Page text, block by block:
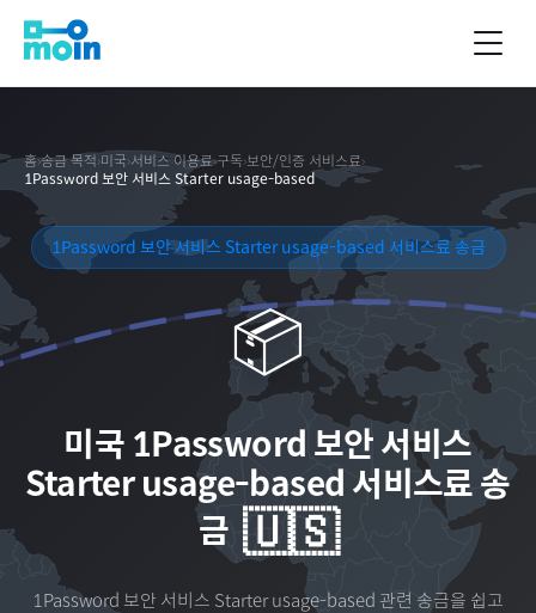
홈›송금 목적›미국›서비스 이용료›구독›보안/인증 서비스료›
1Password 보안 서비스 Starter usage-based
1Password 보안 서비스 Starter usage-based 서비스료 송금
📦
미국 1Password 보안 서비스
Starter usage-based 서비스료 송
금 🇺🇸
1Password 보안 서비스 Starter usage-based 관련 송금을 쉽고